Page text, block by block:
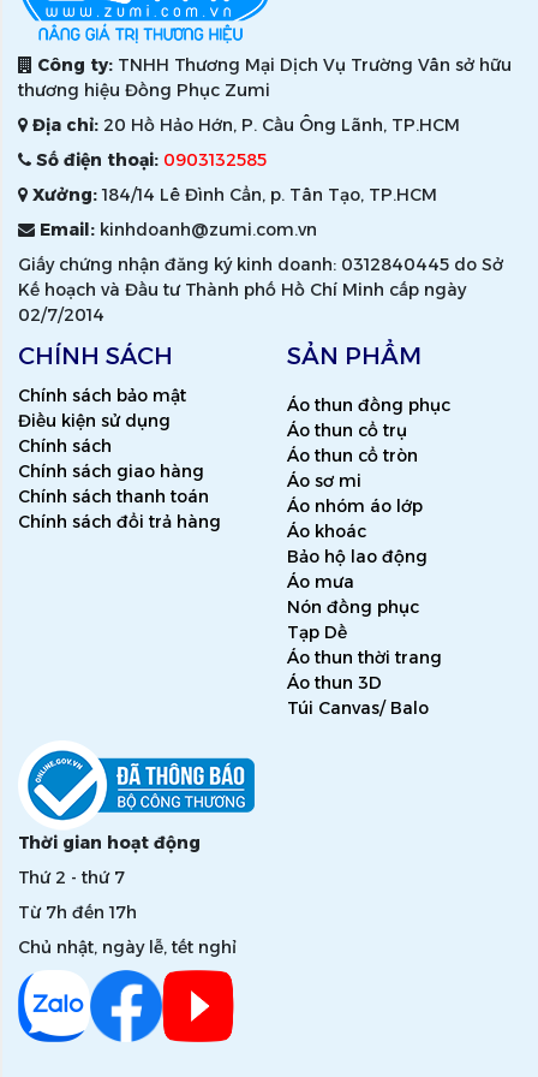
Công ty: TNHH Thương Mại Dịch Vụ Trường Vân sở hữu
thương hiệu Đồng Phục Zumi
Địa chỉ: 20 Hồ Hảo Hớn, P. Cầu Ông Lãnh, TP.HCM
Số điện thoại: 0903132585
Xưởng:184/14 Lê Đình Cẩn, p. Tân Tạo, TP.HCM
Email: kinhdoanh@zumi.com.vn
Giấy chứng nhận đăng ký kinh doanh: 0312840445 do Sở
Kế hoạch và Đầu tư Thành phố Hồ Chí Minh cấp ngày
02/7/2014
CHÍNH SÁCH
Chính sách bảo mật
Điều kiện sử dụng
Chính sách
Chính sách giao hàng
Chính sách thanh toán
Chính sách đổi trả hàng
SẢN PHẨM
Áo thun đồng phục
Áo thun cổ trụ
Áo thun cổ tròn
Áo sơ mi
Áo nhóm áo lớp
Áo khoác
Bảo hộ lao động
Áo mưa
Nón đồng phục
Tạp Dề
Áo thun thời trang
Áo thun 3D
Túi Canvas/ Balo
Thời gian hoạt động
Thứ 2 - thứ 7
Từ 7h đến 17h
Chủ nhật, ngày lễ, tết nghỉ